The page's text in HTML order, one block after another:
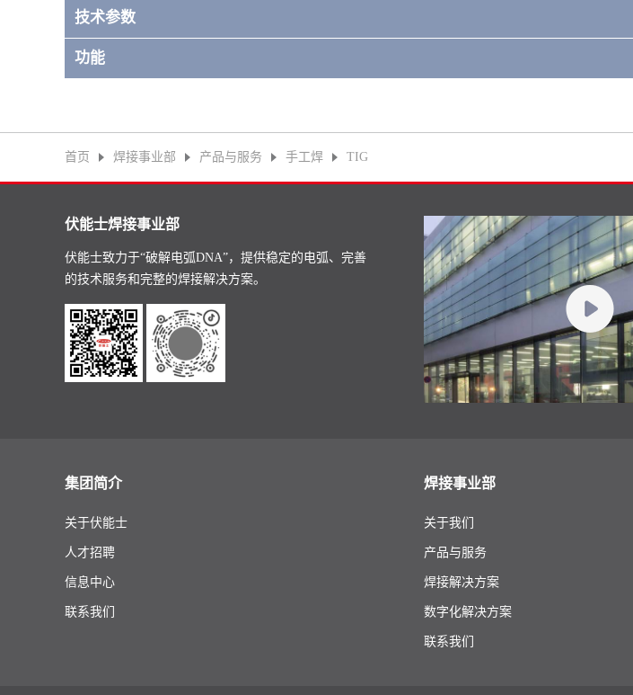
技术参数
功能
首页 焊接事业部 产品与服务 手工焊 TIG
伏能士焊接事业部
伏能士致力于“破解电弧DNA”，提供稳定的电弧、完善
的技术服务和完整的焊接解决方案。
集团简介
关于伏能士
人才招聘
信息中心
联系我们
焊接事业部
关于我们
产品与服务
焊接解决方案
数字化解决方案
联系我们